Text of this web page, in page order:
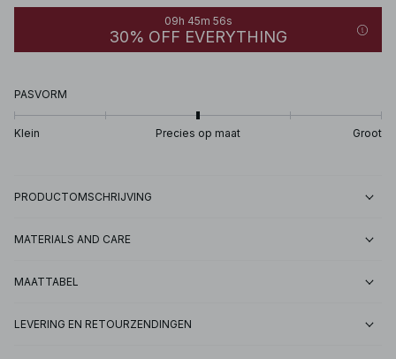
09h 45m 56s
30% OFF EVERYTHING
PASVORM
Klein Precies op maat Groot
PRODUCTOMSCHRIJVING
MATERIALS AND CARE
MAATTABEL
LEVERING EN RETOURZENDINGEN